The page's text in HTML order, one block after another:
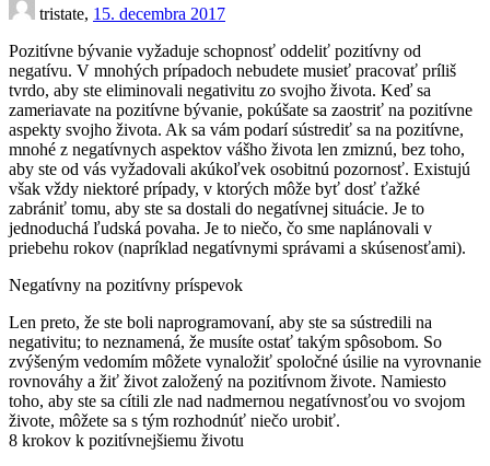
tristate, 15. decembra 2017
Pozitívne bývanie vyžaduje schopnosť oddeliť pozitívny od
negatívu. V mnohých prípadoch nebudete musieť pracovať príliš
tvrdo, aby ste eliminovali negativitu zo svojho života. Keď sa
zameriavate na pozitívne bývanie, pokúšate sa zaostriť na pozitívne
aspekty svojho života. Ak sa vám podarí sústrediť sa na pozitívne,
mnohé z negatívnych aspektov vášho života len zmiznú, bez toho,
aby ste od vás vyžadovali akúkoľvek osobitnú pozornosť. Existujú
však vždy niektoré prípady, v ktorých môže byť dosť ťažké
zabrániť tomu, aby ste sa dostali do negatívnej situácie. Je to
jednoduchá ľudská povaha. Je to niečo, čo sme naplánovali v
priebehu rokov (napríklad negatívnymi správami a skúsenosťami).
Negatívny na pozitívny príspevok
Len preto, že ste boli naprogramovaní, aby ste sa sústredili na
negativitu; to neznamená, že musíte ostať takým spôsobom. So
zvýšeným vedomím môžete vynaložiť spoločné úsilie na vyrovnanie
rovnováhy a žiť život založený na pozitívnom živote. Namiesto
toho, aby ste sa cítili zle nad nadmernou negatívnosťou vo svojom
živote, môžete sa s tým rozhodnúť niečo urobiť.
8 krokov k pozitívnejšiemu životu